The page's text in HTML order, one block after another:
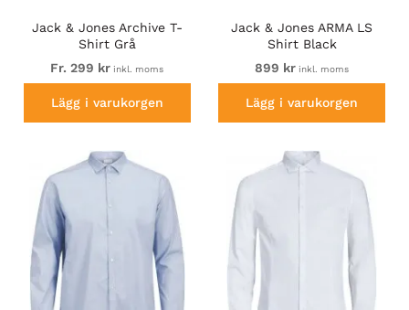
Jack & Jones Archive T-
Shirt Grå
Fr. 299 kr inkl. moms
Lägg i varukorgen
Jack & Jones ARMA LS
Shirt Black
899 kr inkl. moms
Lägg i varukorgen